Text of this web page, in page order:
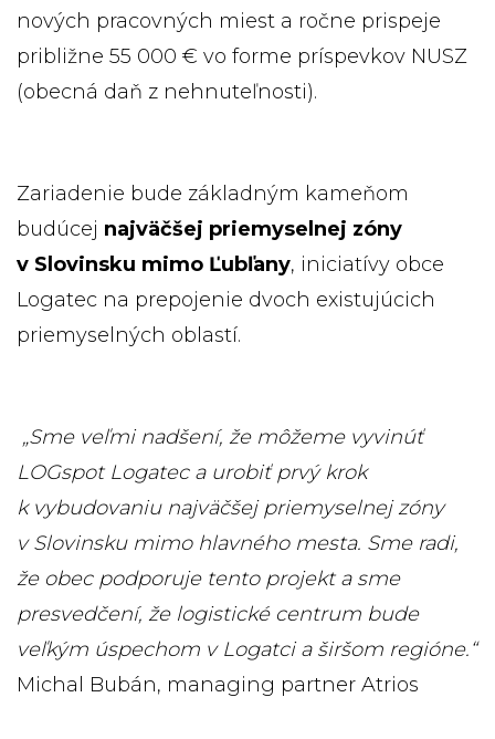
nových pracovných miest a ročne prispeje
približne 55 000 € vo forme príspevkov NUSZ
(obecná daň z nehnuteľnosti).
Zariadenie bude základným kameňom
budúcej najväčšej priemyselnej zóny
v Slovinsku mimo Ľubľany, iniciatívy obce
Logatec na prepojenie dvoch existujúcich
priemyselných oblastí.
„Sme veľmi nadšení, že môžeme vyvinúť
LOGspot Logatec a urobiť prvý krok
k vybudovaniu najväčšej priemyselnej zóny
v Slovinsku mimo hlavného mesta. Sme radi,
že obec podporuje tento projekt a sme
presvedčení, že logistické centrum bude
veľkým úspechom v Logatci a širšom regióne.“
Michal Bubán, managing partner Atrios